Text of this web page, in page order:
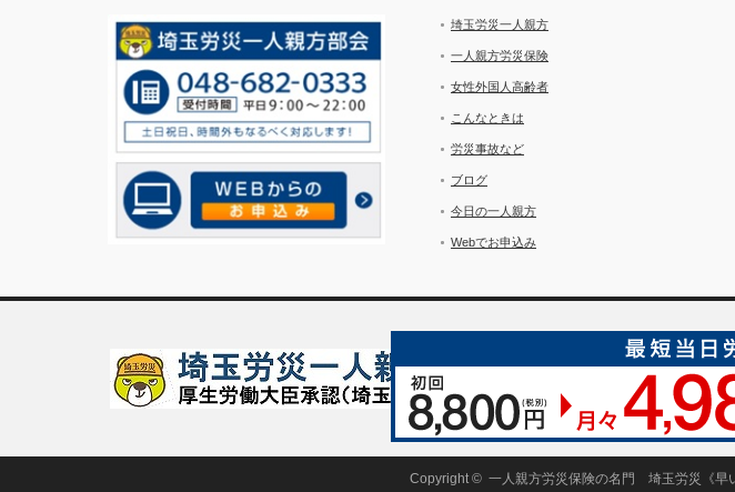
埼玉労災一人親方
一人親方労災保険
女性外国人高齢者
こんなときは
労災事故など
ブログ
今日の一人親方
Webでお申込み
Copyright © 一人親方労災保険の名門 埼玉労災《早